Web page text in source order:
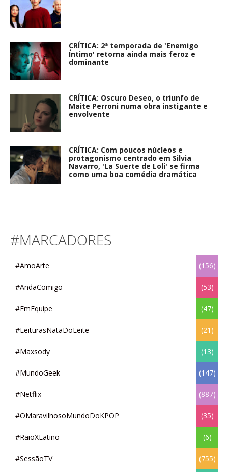
CRÍTICA: 2ª temporada de 'Enemigo
Íntimo' retorna ainda mais feroz e
dominante
CRÍTICA: Oscuro Deseo, o triunfo de
Maite Perroni numa obra instigante e
envolvente
CRÍTICA: Com poucos núcleos e
protagonismo centrado em Silvia
Navarro, 'La Suerte de Loli' se firma
como uma boa comédia dramática
#MARCADORES
#AmoArte (156)
#AndaComigo (53)
#EmEquipe (47)
#LeiturasNataDoLeite (21)
#Maxsody (13)
#MundoGeek (147)
#Netflix (887)
#OMaravilhosoMundoDoKPOP (35)
#RaioXLatino (6)
#SessãoTV (755)